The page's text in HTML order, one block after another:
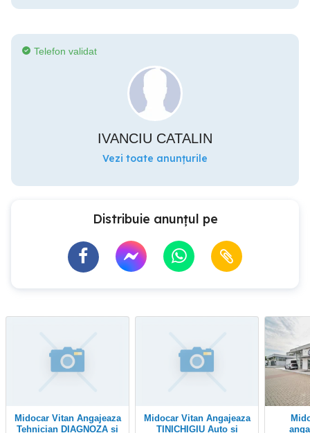
Telefon validat
IVANCIU CATALIN
Vezi toate anunțurile
Distribuie anunțul pe
Midocar Vitan Angajeaza
Tehnician DIAGNOZA si
Midocar Vitan Angajeaza
TINICHIGIU Auto si
Midocar Otopeni